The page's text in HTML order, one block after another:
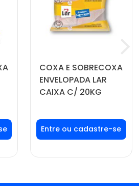
COXA E SOBRECOXA
ENVELOPADA LAR
CAIXA C/ 20KG
Faça seu login ou
cadastre-se para
ver preços e